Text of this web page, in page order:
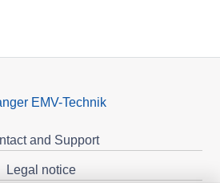
EMV-Technik
and Support
Legal notice